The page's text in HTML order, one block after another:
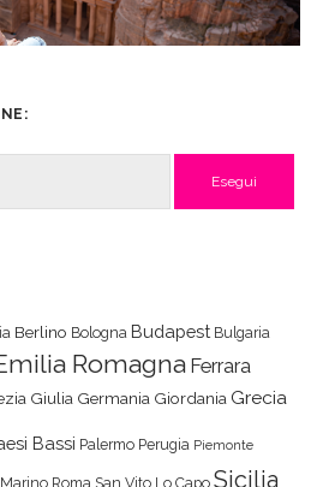
Berlino Bologna Budapest Bulgaria
Romagna Ferrara
Giulia Germania Giordania Grecia
Bassi Palermo Perugia Piemonte
Roma San Vito Lo Capo Sicilia